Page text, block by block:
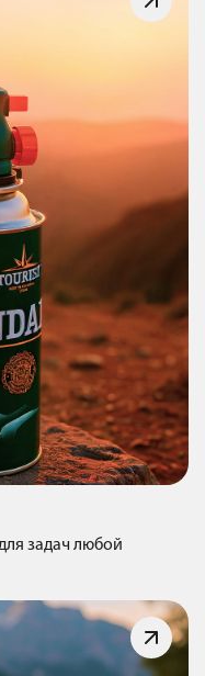
задач любой